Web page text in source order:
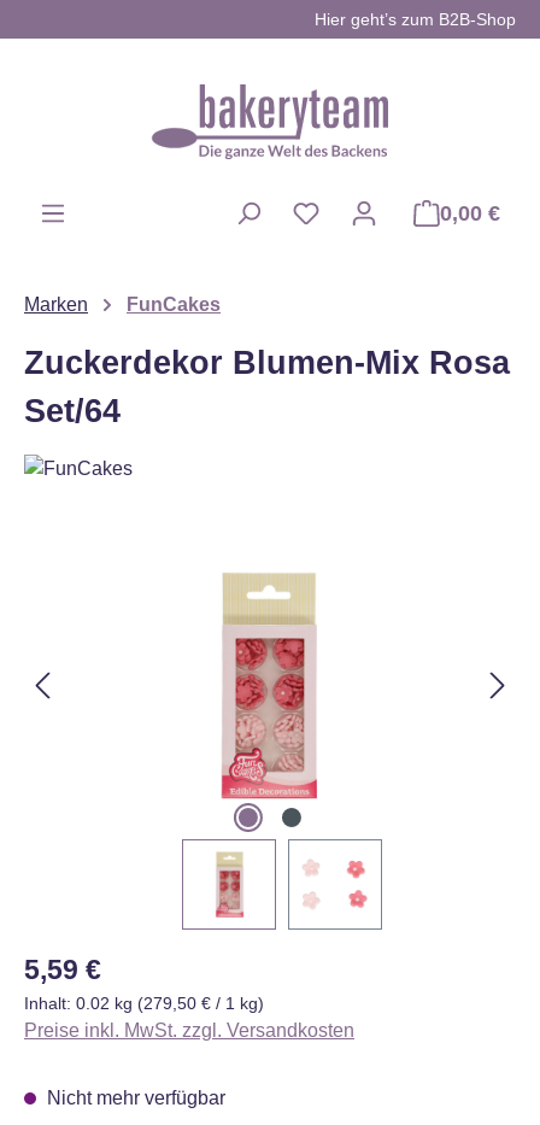
Hier geht’s zum B2B-Shop
0,00 €
Marken FunCakes
Zuckerdekor Blumen-Mix Rosa
Set/64
Regulärer Preis:
5,59 €
Inhalt: 0.02 kg (279,50 € / 1 kg)
Preise inkl. MwSt. zzgl. Versandkosten
Nicht mehr verfügbar